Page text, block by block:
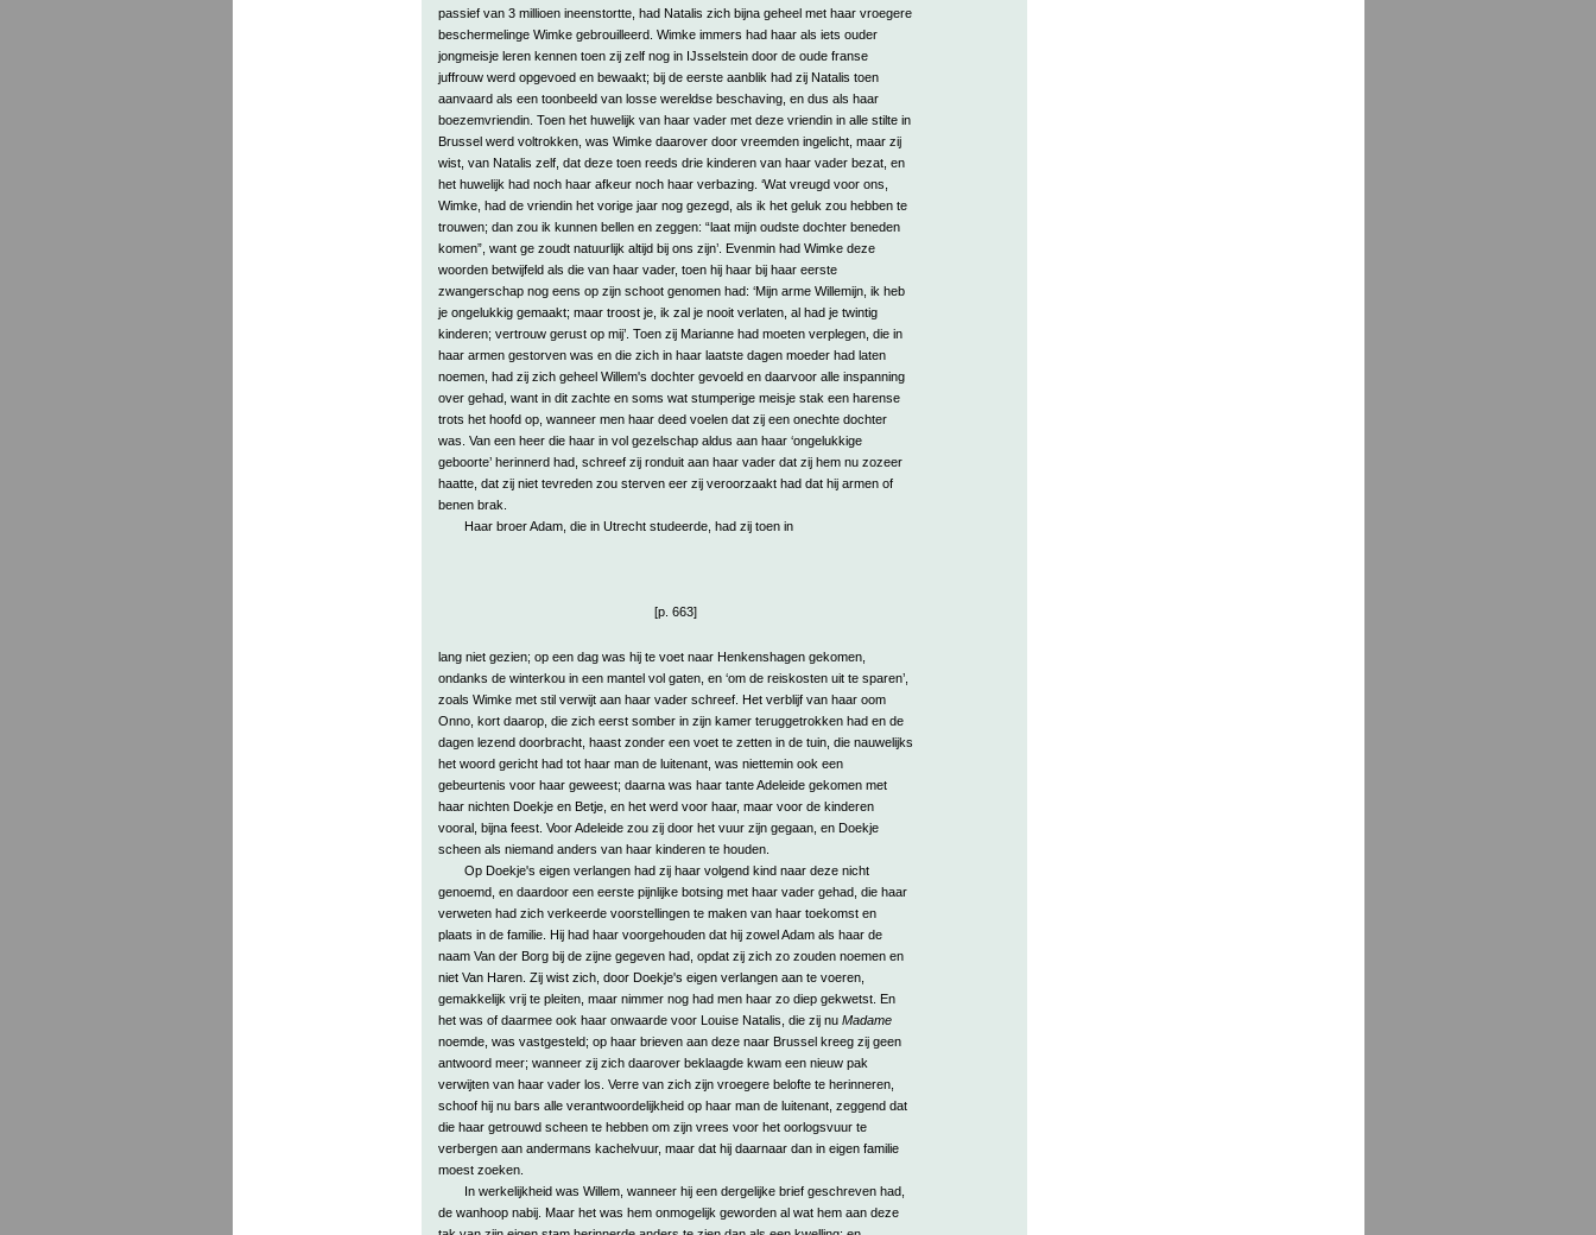
passief van 3 millioen ineenstortte, had Natalis zich bijna geheel met haar vroegere
beschermelinge Wimke gebrouilleerd. Wimke immers had haar als iets ouder
jongmeisje leren kennen toen zij zelf nog in IJsselstein door de oude franse
juffrouw werd opgevoed en bewaakt; bij de eerste aanblik had zij Natalis toen
aanvaard als een toonbeeld van losse wereldse beschaving, en dus als haar
boezemvriendin. Toen het huwelijk van haar vader met deze vriendin in alle stilte in
Brussel werd voltrokken, was Wimke daarover door vreemden ingelicht, maar zij
wist, van Natalis zelf, dat deze toen reeds drie kinderen van haar vader bezat, en
het huwelijk had noch haar afkeur noch haar verbazing. ‘Wat vreugd voor ons,
Wimke, had de vriendin het vorige jaar nog gezegd, als ik het geluk zou hebben te
trouwen; dan zou ik kunnen bellen en zeggen: “laat mijn oudste dochter beneden
komen”, want ge zoudt natuurlijk altijd bij ons zijn’. Evenmin had Wimke deze
woorden betwijfeld als die van haar vader, toen hij haar bij haar eerste
zwangerschap nog eens op zijn schoot genomen had: ‘Mijn arme Willemijn, ik heb
je ongelukkig gemaakt; maar troost je, ik zal je nooit verlaten, al had je twintig
kinderen; vertrouw gerust op mij’. Toen zij Marianne had moeten verplegen, die in
haar armen gestorven was en die zich in haar laatste dagen moeder had laten
noemen, had zij zich geheel Willem's dochter gevoeld en daarvoor alle inspanning
over gehad, want in dit zachte en soms wat stumperige meisje stak een harense
trots het hoofd op, wanneer men haar deed voelen dat zij een onechte dochter
was. Van een heer die haar in vol gezelschap aldus aan haar ‘ongelukkige
geboorte’ herinnerd had, schreef zij ronduit aan haar vader dat zij hem nu zozeer
haatte, dat zij niet tevreden zou sterven eer zij veroorzaakt had dat hij armen of
benen brak.
Haar broer Adam, die in Utrecht studeerde, had zij toen in
[p. 663]
lang niet gezien; op een dag was hij te voet naar Henkenshagen gekomen,
ondanks de winterkou in een mantel vol gaten, en ‘om de reiskosten uit te sparen’,
zoals Wimke met stil verwijt aan haar vader schreef. Het verblijf van haar oom
Onno, kort daarop, die zich eerst somber in zijn kamer teruggetrokken had en de
dagen lezend doorbracht, haast zonder een voet te zetten in de tuin, die nauwelijks
het woord gericht had tot haar man de luitenant, was niettemin ook een
gebeurtenis voor haar geweest; daarna was haar tante Adeleide gekomen met
haar nichten Doekje en Betje, en het werd voor haar, maar voor de kinderen
vooral, bijna feest. Voor Adeleide zou zij door het vuur zijn gegaan, en Doekje
scheen als niemand anders van haar kinderen te houden.
Op Doekje's eigen verlangen had zij haar volgend kind naar deze nicht
genoemd, en daardoor een eerste pijnlijke botsing met haar vader gehad, die haar
verweten had zich verkeerde voorstellingen te maken van haar toekomst en
plaats in de familie. Hij had haar voorgehouden dat hij zowel Adam als haar de
naam Van der Borg bij de zijne gegeven had, opdat zij zich zo zouden noemen en
niet Van Haren. Zij wist zich, door Doekje's eigen verlangen aan te voeren,
gemakkelijk vrij te pleiten, maar nimmer nog had men haar zo diep gekwetst. En
het was of daarmee ook haar onwaarde voor Louise Natalis, die zij nu Madame
noemde, was vastgesteld; op haar brieven aan deze naar Brussel kreeg zij geen
antwoord meer; wanneer zij zich daarover beklaagde kwam een nieuw pak
verwijten van haar vader los. Verre van zich zijn vroegere belofte te herinneren,
schoof hij nu bars alle verantwoordelijkheid op haar man de luitenant, zeggend dat
die haar getrouwd scheen te hebben om zijn vrees voor het oorlogsvuur te
verbergen aan andermans kachelvuur, maar dat hij daarnaar dan in eigen familie
moest zoeken.
In werkelijkheid was Willem, wanneer hij een dergelijke brief geschreven had,
de wanhoop nabij. Maar het was hem onmogelijk geworden al wat hem aan deze